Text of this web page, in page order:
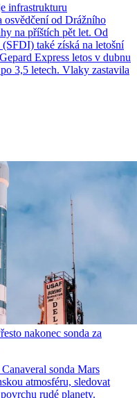
infrastrukturu
od Drážního
na příštích pět let. Od
také získá na letošní
Express letos v dubnu
3,5 letech. Vlaky zastavila
nakonec sonda za
sonda Mars
atmosféru, sledovat
rudé planety.